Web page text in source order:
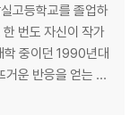
고등학교를 졸업하
번도 자신이 작가
학 중이던 1990년대
운 반응을 얻는 것
. 서울에서 아내와